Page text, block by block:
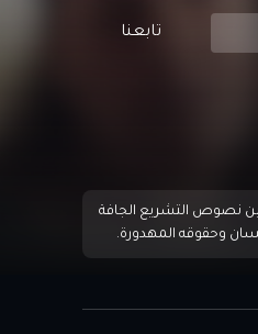
تابعنا
نصوص التشريع الجافة
وحقوقه المهدورة.